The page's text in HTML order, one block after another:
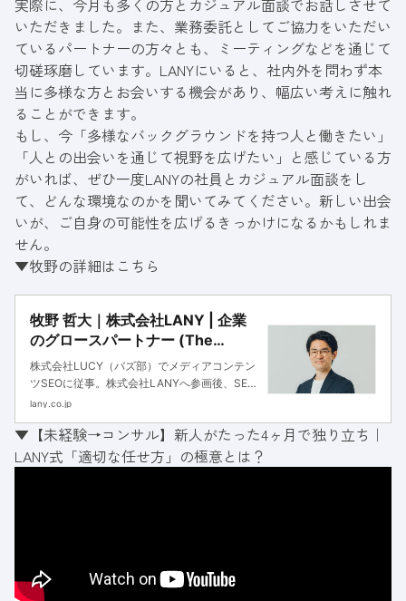
実際に、今月も多くの方とカジュアル面談でお話しさせて
いただきました。また、業務委託としてご協力をいただい
ているパートナーの方々とも、ミーティングなどを通じて
切磋琢磨しています。LANYにいると、社内外を問わず本
当に多様な方とお会いする機会があり、幅広い考えに触れ
ることができます。
もし、今「多様なバックグラウンドを持つ人と働きたい」
「人との出会いを通じて視野を広げたい」と感じている方
がいれば、ぜひ一度LANYの社員とカジュアル面談をし
て、どんな環境なのかを聞いてみてください。新しい出会
いが、ご自身の可能性を広げるきっかけになるかもしれま
せん。
▼牧野の詳細はこちら
牧野 哲大｜株式会社LANY | 企業
のグロースパートナー (The
Growth Partner)
株式会社LUCY（バズ部）でメディアコンテン
ツSEOに従事。株式会社LANYへ参画後、SEO
コンサルタントとしてデータベース型サイトや
当。 併せてYouTube・ウェビナーなど、SEO
に閉じない多角的なアプローチを駆使して、ク
ライアントの事業目標達成に向けたサポートを
lany.co.jp
▼【未経験→コンサル】新人がたった4ヶ月で独り立ち｜
LANY式「適切な任せ方」の極意とは？